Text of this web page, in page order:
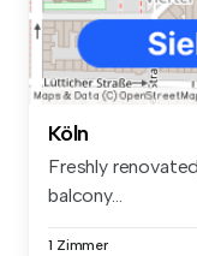
Köln
Freshly
balcony...
1 Zimmer